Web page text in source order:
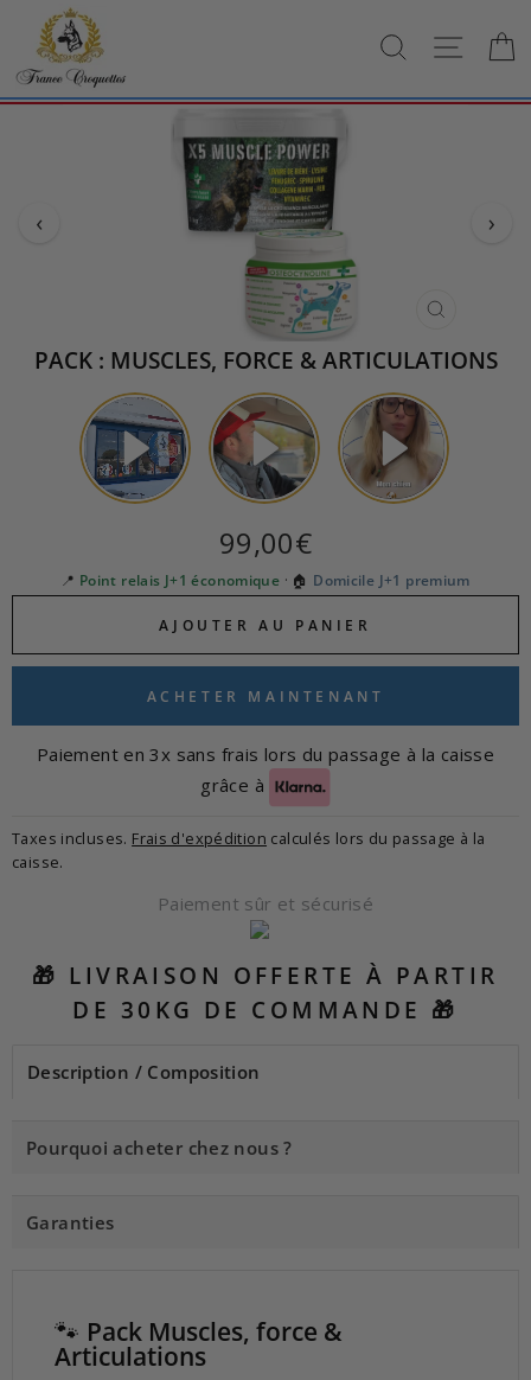
Passer
contenu
‹ ›
PACK : MUSCLES, FORCE & ARTICULATIONS
Prix
régulier
99,00€
📍 Point relais J+1 économique · 🏠 Domicile J+1 premium
AJOUTER AU PANIER
ACHETER MAINTENANT
Paiement en 3x sans frais lors du passage à la caisse
grâce à
Taxes incluses. Frais d'expédition calculés lors du passage à la
caisse.
Paiement sûr et sécurisé
🎁 LIVRAISON OFFERTE À PARTIR
DE 30KG DE COMMANDE 🎁
Description / Composition
Pourquoi acheter chez nous ?
Garanties
🐾 Pack Muscles, force &
Articulations